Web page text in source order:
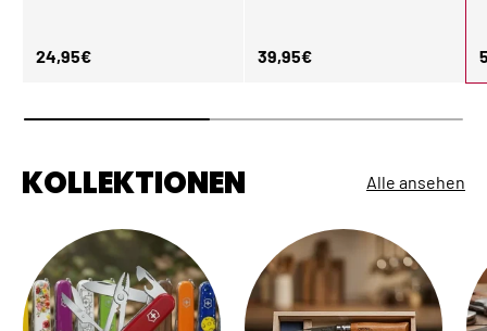
Normaler Preis
24,95€ Normaler Preis
39,95€
KOLLEKTIONEN Alle ansehen